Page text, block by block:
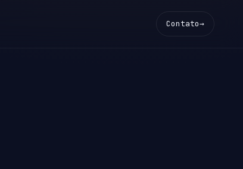
Contato→